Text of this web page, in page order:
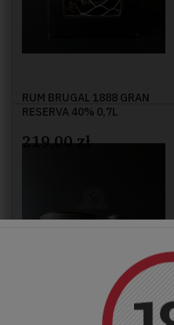
RUM BRUGAL 1888 GRAN
RESERVA 40% 0,7L
219,00 zł